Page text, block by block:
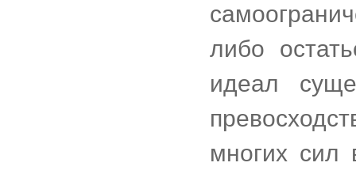
либо
идеал
многих сил